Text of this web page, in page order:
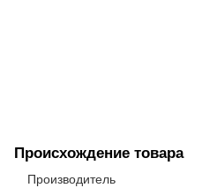
Происхождение товара
Производитель